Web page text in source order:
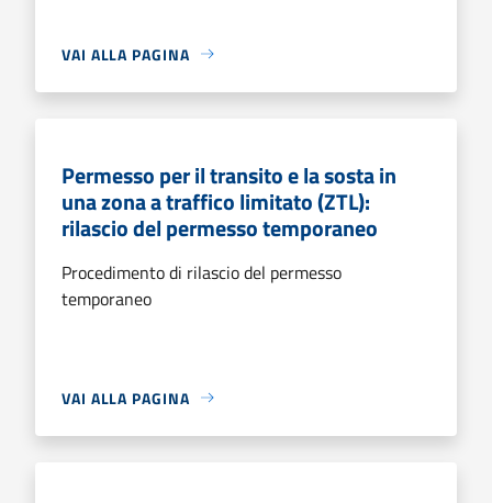
VAI ALLA PAGINA
Permesso per il transito e la sosta in
una zona a traffico limitato (ZTL):
rilascio del permesso temporaneo
Procedimento di rilascio del permesso
temporaneo
VAI ALLA PAGINA